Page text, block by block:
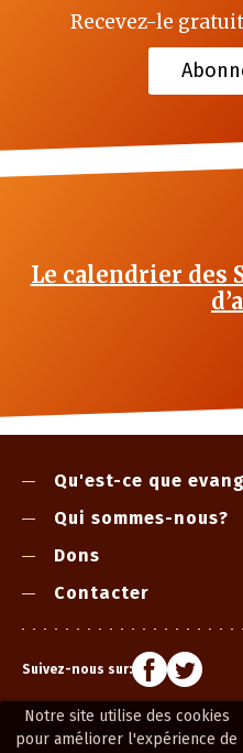
Notre site utilise des cookies
pour améliorer l'expérience de
Recevez-le
Le calendrier des
Qu'est-ce que
Qui sommes-nous?
Dons
Contacter
Suivez-nous sur: